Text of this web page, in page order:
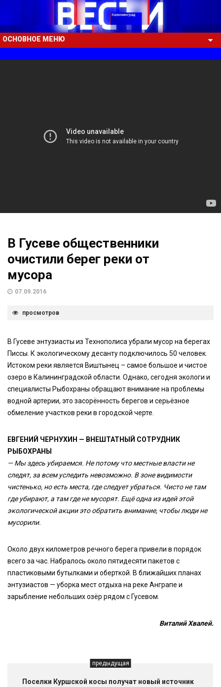
ОСНОВНОЕ МЕНЮ
В Гусеве общественники
очистили берег реки от
мусора
07.09.2016
просмотров
В Гусеве энтузиасты из Технополиса убрали мусор на берегах
Писсы. К экологическому десанту подключилось 50 человек.
Истоком реки является Виштынец – самое большое и чистое
озеро в Калининградской области. Однако, сегодня экологи и
специалисты Рыбохраны обращают внимание на проблемы
водной артерии, это засорённость берегов и серьёзное
обмеление участков реки в городской черте.
ЕВГЕНИЙ ЧЕРНУХИН — ВНЕШТАТНЫЙ СОТРУДНИК
РЫБОХРАНЫ
— Мы здесь убираемся. Не потому что местные власти не
следят, за всем уследить невозможно. В зоне видимости
чистенько, но есть места, где следует убраться. Чисто не там
где убирают, а там где не мусорят. Ещё одна из идей этой
экологической акции это обратить внимание, чтобы люди не
мусорили.
Около двух километров речного берега привели в порядок
всего за час. Набралось около пятидесяти пакетов с
пластиковыми бутылками и оберткой. В ближайших планах
энтузиастов — уборка мест отдыха на реке Анграпе и
зарыбление небольших озёр рядом с Гусевом.
Виталий Хвалей.
предыдущая
Поселки Куршской косы получат новый источник